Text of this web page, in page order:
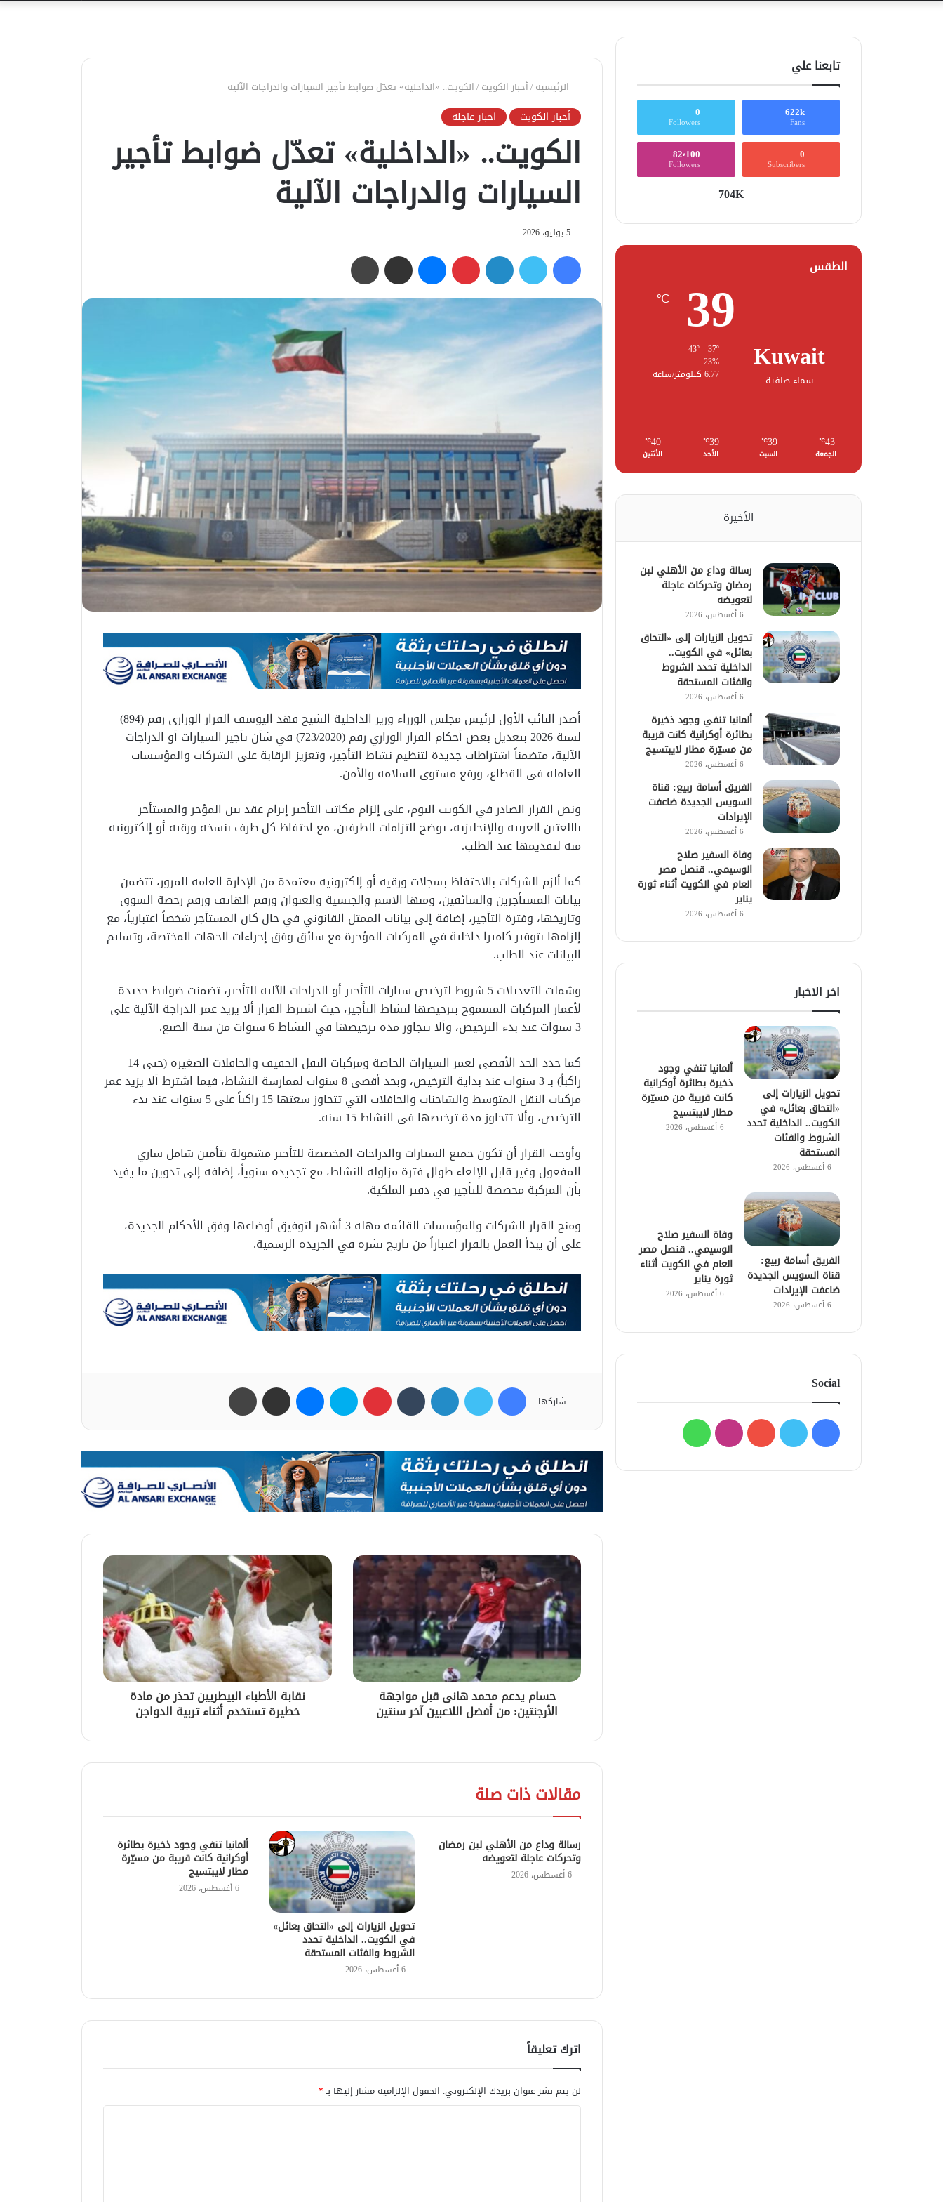
الرئيسية/أخبار الكويت/الكويت.. «الداخلية» تعدّل ضوابط تأجير السيارات والدراجات الآلية
أخبار الكويت اخبار عاجله
الكويت.. «الداخلية» تعدّل ضوابط تأجير
السيارات والدراجات الآلية
5 يوليو، 2026
فيسبوك تويتر لينكدإن بينتيريست ماسنجر مشاركة عبر البريد
أصدر النائب الأول لرئيس مجلس الوزراء وزير الداخلية الشيخ فهد اليوسف القرار الوزاري رقم (894)
لسنة 2026 بتعديل بعض أحكام القرار الوزاري رقم (723/2020) في شأن تأجير السيارات أو الدراجات
الآلية، متضمناً اشتراطات جديدة لتنظيم نشاط التأجير، وتعزيز الرقابة على الشركات والمؤسسات
العاملة في القطاع، ورفع مستوى السلامة والأمن.
ونص القرار الصادر في الكويت اليوم، على إلزام مكاتب التأجير إبرام عقد بين المؤجر والمستأجر
باللغتين العربية والإنجليزية، يوضح التزامات الطرفين، مع احتفاظ كل طرف بنسخة ورقية أو إلكترونية
منه لتقديمها عند الطلب.
كما ألزم الشركات بالاحتفاظ بسجلات ورقية أو إلكترونية معتمدة من الإدارة العامة للمرور، تتضمن
بيانات المستأجرين والسائقين، ومنها الاسم والجنسية والعنوان ورقم الهاتف ورقم رخصة السوق
وتاريخها، وفترة التأجير، إضافة إلى بيانات الممثل القانوني في حال كان المستأجر شخصاً اعتبارياً، مع
إلزامها بتوفير كاميرا داخلية في المركبات المؤجرة مع سائق وفق إجراءات الجهات المختصة، وتسليم
البيانات عند الطلب.
وشملت التعديلات 5 شروط لترخيص سيارات التأجير أو الدراجات الآلية للتأجير، تضمنت ضوابط جديدة
لأعمار المركبات المسموح بترخيصها لنشاط التأجير، حيث اشترط القرار ألا يزيد عمر الدراجة الآلية على
3 سنوات عند بدء الترخيص، وألا تتجاوز مدة ترخيصها في النشاط 6 سنوات من سنة الصنع.
كما حدد الحد الأقصى لعمر السيارات الخاصة ومركبات النقل الخفيف والحافلات الصغيرة (حتى 14
راكباً) بـ 3 سنوات عند بداية الترخيص، وبحد أقصى 8 سنوات لممارسة النشاط، فيما اشترط ألا يزيد عمر
مركبات النقل المتوسط والشاحنات والحافلات التي تتجاوز سعتها 15 راكباً على 5 سنوات عند بدء
الترخيص، وألا تتجاوز مدة ترخيصها في النشاط 15 سنة.
وأوجب القرار أن تكون جميع السيارات والدراجات المخصصة للتأجير مشمولة بتأمين شامل ساري
المفعول وغير قابل للإلغاء طوال فترة مزاولة النشاط، مع تجديده سنوياً، إضافة إلى تدوين ما يفيد
بأن المركبة مخصصة للتأجير في دفتر الملكية.
ومنح القرار الشركات والمؤسسات القائمة مهلة 3 أشهر لتوفيق أوضاعها وفق الأحكام الجديدة،
على أن يبدأ العمل بالقرار اعتباراً من تاريخ نشره في الجريدة الرسمية.
شاركها
فيسبوك تويتر لينكدإن بينتيريست سكايب ماسنجر مشاركة عبر البريد
حسام يدعم محمد هانى قبل مواجهة
الأرجنتين: من أفضل اللاعبين آخر سنتين
نقابة الأطباء البيطريين تحذر من مادة
خطيرة تستخدم أثناء تربية الدواجن
مقالات ذات صلة
رسالة وداع من الأهلي لبن رمضان
وتحركات عاجلة لتعويضه
6 أغسطس، 2026
تحويل الزيارات إلى «التحاق بعائل»
في الكويت.. الداخلية تحدد
الشروط والفئات المستحقة
6 أغسطس، 2026
ألمانيا تنفي وجود ذخيرة بطائرة
أوكرانية كانت قريبة من مسيّرة
مطار لايبتسيج
6 أغسطس، 2026
اترك تعليقاً
لن يتم نشر عنوان بريدك الإلكتروني. الحقول الإلزامية مشار إليها بـ*
تابعنا علي
622k
Fans
0
Followers
0
Subscribers
82٬100
Followers
704K
الطقس
Kuwait
سماء صافية
39
℃
43º - 37º
23%
6.77 كيلومتر/ساعة
43
℃
الجمعة
39
℃
السبت
39
℃
الأحد
40
℃
الأثنين
الأخيرة
رسالة وداع من الأهلي لبن
رمضان وتحركات عاجلة
لتعويضه
6 أغسطس، 2026
تحويل الزيارات إلى «التحاق
بعائل» في الكويت..
الداخلية تحدد الشروط
والفئات المستحقة
6 أغسطس، 2026
ألمانيا تنفي وجود ذخيرة
بطائرة أوكرانية كانت قريبة
من مسيّرة مطار لايبتسيج
6 أغسطس، 2026
الفريق أسامة ربيع: قناة
السويس الجديدة ضاعفت
الإيرادات
6 أغسطس، 2026
وفاة السفير صلاح
الوسيمي.. قنصل مصر
العام في الكويت أثناء ثورة
يناير
6 أغسطس، 2026
اخر الاخبار
تحويل الزيارات إلى
«التحاق بعائل» في
الكويت.. الداخلية تحدد
الشروط والفئات
المستحقة
6 أغسطس، 2026
ألمانيا تنفي وجود
ذخيرة بطائرة أوكرانية
كانت قريبة من مسيّرة
مطار لايبتسيج
6 أغسطس، 2026
الفريق أسامة ربيع:
قناة السويس الجديدة
ضاعفت الإيرادات
6 أغسطس، 2026
وفاة السفير صلاح
الوسيمي.. قنصل مصر
العام في الكويت أثناء
ثورة يناير
6 أغسطس، 2026
Social
فيسبوك
تويتر يوتيوبانستقرامواتساب